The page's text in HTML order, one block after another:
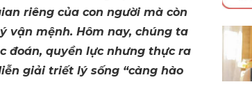
riêng của con người mà còn
vận mệnh. Hôm nay, chúng ta
đoán, quyền lực nhưng thực ra
giải triết lý sống “càng hào